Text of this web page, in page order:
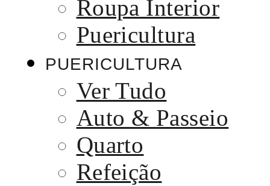
Roupa Interior
Puericultura
PUERICULTURA
Ver Tudo
Auto & Passeio
Quarto
Refeição